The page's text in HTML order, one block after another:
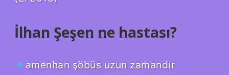
İlhan Şeşen ne hastası?
amenhan şöbüs uzun zamandır